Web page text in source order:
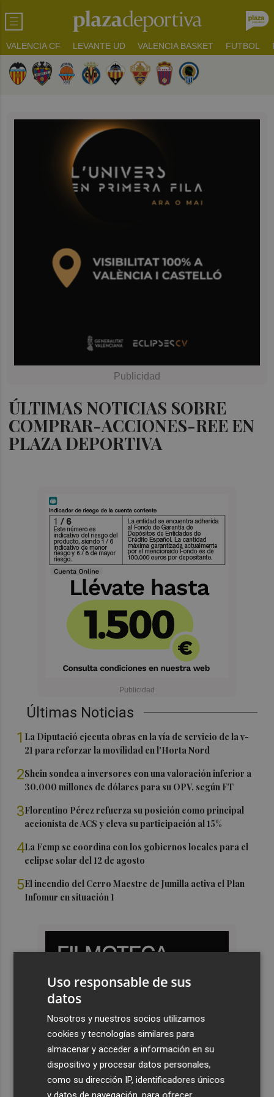
VALENCIA CF LEVANTE UD VALENCIA BASKET FUTBOL
ÚLTIMAS NOTICIAS SOBRE
COMPRAR-ACCIONES-REE EN
PLAZA DEPORTIVA
Últimas Noticias
1 La Diputació ejecuta obras en la vía de servicio de la v-
21 para reforzar la movilidad en l'Horta Nord
2Shein sondea a inversores con una valoración inferior a
30.000 millones de dólares para su OPV, según FT
3Florentino Pérez refuerza su posición como principal
accionista de ACS y eleva su participación al 15%
4La Femp se coordina con los gobiernos locales para el
eclipse solar del 12 de agosto
5El incendio del Cerro Maestre de Jumilla activa el Plan
Infomur en situación 1
Uso responsable de sus
datos
Nosotros y nuestros socios utilizamos
cookies y tecnologías similares para
almacenar y acceder a información en su
dispositivo y procesar datos personales,
como su dirección IP, identificadores únicos